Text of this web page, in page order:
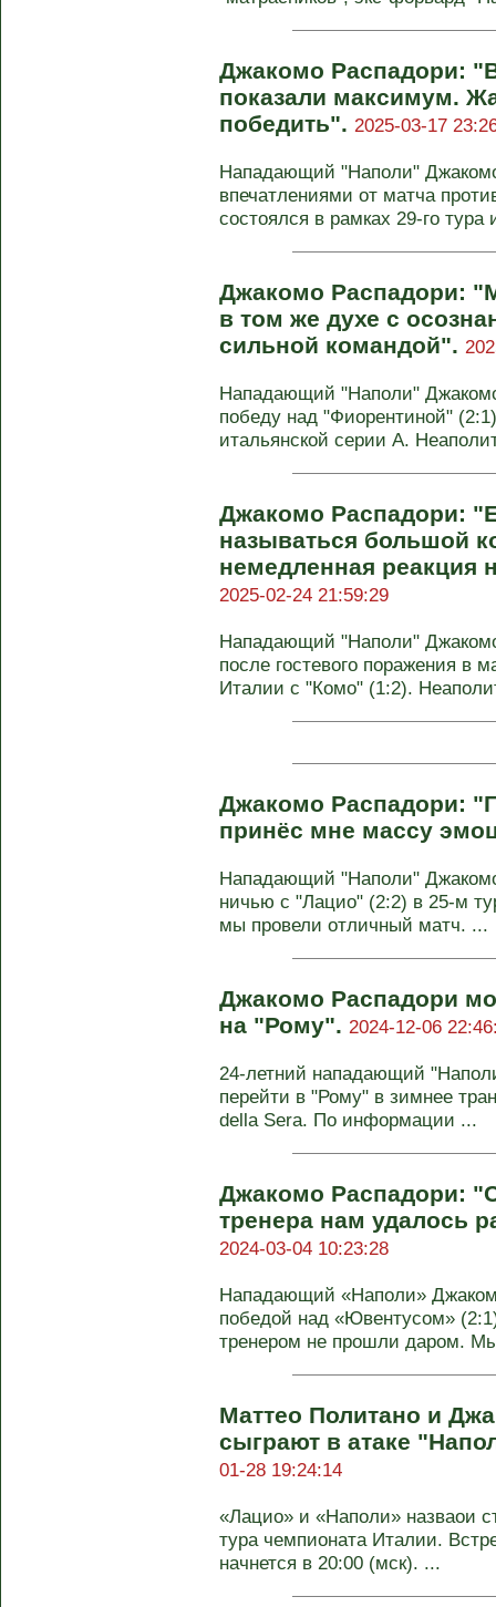
Джакомо Распадори:
показали максимум.
победить". 2025-03-17
Нападающий "Наполи"
впечатлениями от матча
состоялся в рамках 29-го тура
Джакомо Распадори:
в том же духе с
сильной командой".
Нападающий "Наполи"
победу над "Фиорентиной"
итальянской серии А.
Джакомо Распадори:
называться большой
немедленная реакция
2025-02-24 21:59:29
Нападающий "Наполи"
после гостевого поражения в
Италии с "Комо" (1:2).
Джакомо Распадори:
принёс мне массу
Нападающий "Наполи"
ничью с "Лацио" (2:2) в 25-м
мы провели отличный матч. ...
Джакомо Распадори
на "Рому". 2024-12-06
24-летний нападающий
перейти в "Рому" в зимнее
della Sera. По информации ...
Джакомо Распадори:
тренера нам удалось
2024-03-04 10:23:28
Нападающий «Наполи»
победой над «Ювентусом»
тренером не прошли даром.
Маттео Политано и
сыграют в атаке
01-28 19:24:14
«Лацио» и «Наполи» назваои
тура чемпионата Италии.
начнется в 20:00 (мск). ...